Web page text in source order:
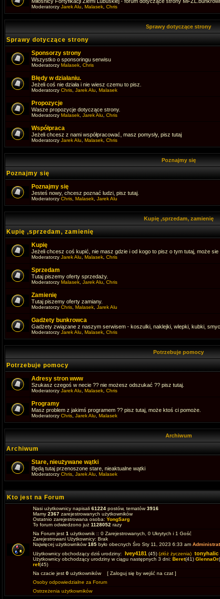
Moderatorzy Jarek Alu Malasek Chris
Sprawy dotyczące strony
Sprawy dotyczące strony
Sponsorzy strony
Wszystko o sponsoringu serwisu
Moderatorzy Malasek Chris
Błędy w działaniu.
Jeżeli coś nie działa i nie wiesz czemu to pisz.
Moderatorzy Chris Jarek Alu Malasek
Propozycje
Wasze propozycje dotyczące strony.
Moderatorzy Malasek Jarek Alu Chris
Współpraca
Jeżeli chcesz z nami współpracować, masz pomysły, pisz tutaj
Moderatorzy Jarek Alu Malasek Chris
Poznajmy się
Poznajmy się
Poznajmy się
Jesteś nowy, chcesz poznać ludzi, pisz tutaj.
Moderatorzy Chris Malasek Jarek Alu
Kupię ,sprzedam, zamienię
Kupię ,sprzedam, zamienię
Kupię
Jeżeli chcesz coś kupić, nie masz gdzie i od kogo to pisz o tym tutaj, może
Moderatorzy Jarek Alu Malasek Chris
Sprzedam
Tutaj piszemy oferty sprzedaży.
Moderatorzy Malasek Jarek Alu Chris
Zamienię
Tutaj piszemy oferty zamiany.
Moderatorzy Chris Malasek Jarek Alu
Gadżety bunkrowca
Gadżety związane z naszym serwisem - koszulki, naklejki, wlepki, kubki,
Moderatorzy Jarek Alu Malasek Chris
Potrzebuje pomocy
Potrzebuje pomocy
Adresy stron www
Szukasz czegoś w necie ?? nie możesz odszukać ?? pisz tutaj.
Moderatorzy Jarek Alu Malasek Chris
Programy
Masz problem z jakimś programem ?? pisz tutaj, może ktoś ci pomoże.
Moderatorzy Chris Jarek Alu Malasek
Archiwum
Archiwum
Stare, nieużywane wątki
Będą tutaj przenoszone stare, nieaktualne wątki
Moderatorzy Chris Jarek Alu Malasek
Kto jest na Forum
Nasi użytkownicy napisali 61224 postów, tematów3916
Mamy 2367 zarejestrowanych użytkowników
Ostatnio zarejestrowana osoba: YongSarg
To forum odwiedzono już 1128052 razy
Na Forum jest 1 użytkownik :: 0 Zarejestrowanych, 0 Ukrytych i 1 Gość
Zarejestrowani Użytkownicy: Brak
Najwięcej użytkowników185 było obecnych Śro Sty 11, 2023 6:33 am
Użytkownicy obchodzący dziś urodziny: Ivey4181 (45) (złóż życzenia) tonyhalic
Użytkownicy obchodzący urodziny w ciągu następnych 3 dni: Beret(41) GlennaOr
ref(45)
Na czacie jest 0 użytkowników [ Zaloguj się by wejść na czat ]
Osoby odpowiedzialne za Forum
Ostrzeżenia użytkowników